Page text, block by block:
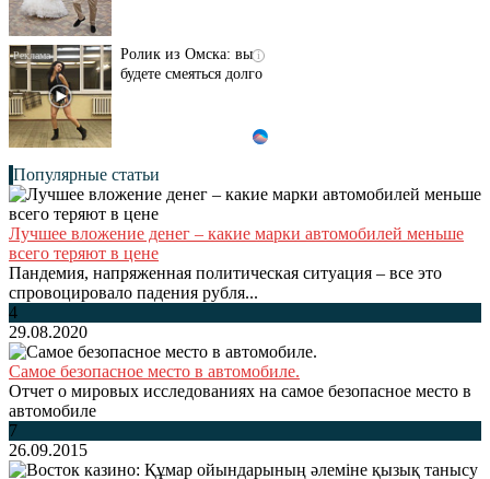
i
Ролик из Омска: вы
будете смеяться долго
Популярные статьи
Лучшее вложение денег – какие марки автомобилей меньше
всего теряют в цене
Пандемия, напряженная политическая ситуация – все это
спровоцировало падения рубля...
4
29.08.2020
Самое безопасное место в автомобиле.
Отчет о мировых исследованиях на самое безопасное место в
автомобиле
7
26.09.2015